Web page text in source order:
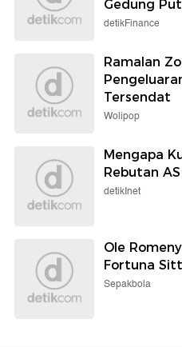
Gedung
detikFinance
Ramalan
Tersendat
Wolipop
Mengapa
Rebutan
detikInet
Ole
Fortuna
Sepakbola